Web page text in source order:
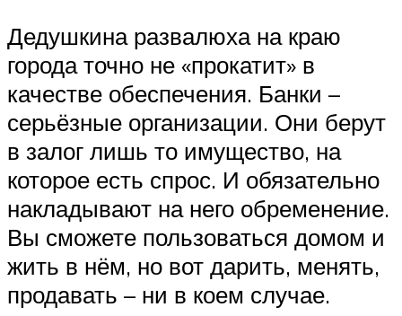
Дедушкина развалюха на краю
города точно не «прокатит» в
качестве обеспечения. Банки –
серьёзные организации. Они берут
в залог лишь то имущество, на
которое есть спрос. И обязательно
накладывают на него обременение.
Вы сможете пользоваться домом и
жить в нём, но вот дарить, менять,
продавать – ни в коем случае.